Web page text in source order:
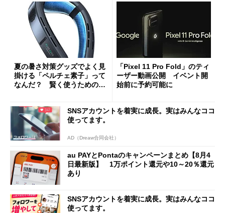
夏の暑さ対策グッズでよく見
掛ける「ペルチェ素子」って
なんだ？ 賢く使うための注
「Pixel 11 Pro Fold」のティ
ーザー動画公開 イベント開
始前に予約可能に
SNSアカウントを着実に成長。実はみんなココ
使ってます。
AD（Dreaw合同会社）
au PAYとPontaのキャンペーンまとめ【8月4
日最新版】 1万ポイント還元や10～20％還元
あり
SNSアカウントを着実に成長。実はみんなココ
使ってます。